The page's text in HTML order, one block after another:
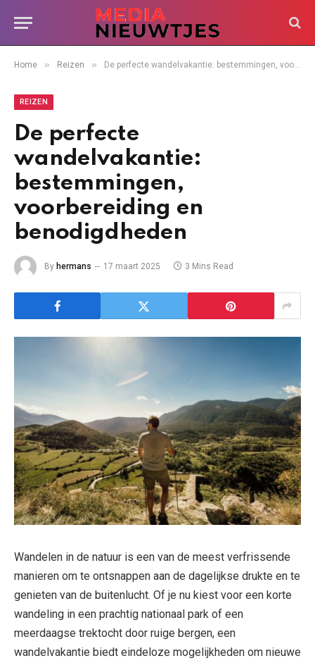
Home » Reizen » De perfecte wandelvakantie: bestemmingen, voorbereiding en benodigdheden
REIZEN
De perfecte
wandelvakantie:
bestemmingen,
voorbereiding en
benodigdheden
By hermans 17 maart 2025 3 Mins Read
Wandelen in de natuur is een van de meest verfrissende
manieren om te ontsnappen aan de dagelijkse drukte en te
genieten van de buitenlucht. Of je nu kiest voor een korte
wandeling in een prachtig nationaal park of een
meerdaagse trektocht door ruige bergen, een
wandelvakantie biedt eindeloze mogelijkheden om nieuwe